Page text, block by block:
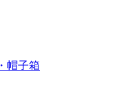
帽子箱